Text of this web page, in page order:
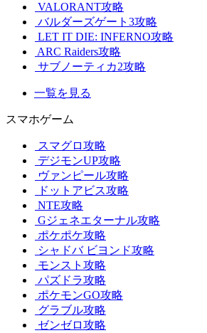
VALORANT攻略
バルダーズゲート3攻略
LET IT DIE: INFERNO攻略
ARC Raiders攻略
サブノーティカ2攻略
一覧を見る
スマホゲーム
スマグロ攻略
デジモンUP攻略
ヴァンピール攻略
ドットアビス攻略
NTE攻略
Gジェネエターナル攻略
ポケポケ攻略
シャドバ ビヨンド攻略
モンスト攻略
パズドラ攻略
ポケモンGO攻略
グラブル攻略
ゼンゼロ攻略